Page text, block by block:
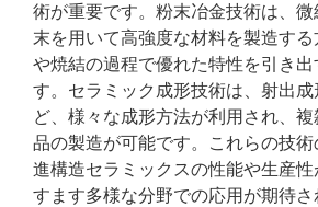
術が重要です。粉末冶金技術は、
末を用いて高強度な材料を製造す
や焼結の過程で優れた特性を引き出
す。セラミック成形技術は、射出
ど、様々な成形方法が利用され、
品の製造が可能です。これらの技
進構造セラミックスの性能や生産性
すます多様な分野での応用が期待さ